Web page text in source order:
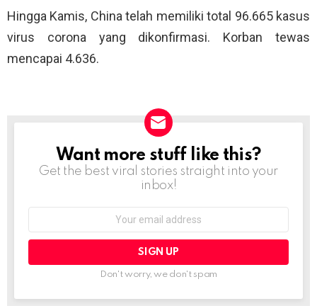
Hingga Kamis, China telah memiliki total 96.665 kasus
virus corona yang dikonfirmasi. Korban tewas
mencapai 4.636.
NEWSLETTER
Want more stuff like this?
Get the best viral stories straight into your
inbox!
Don't worry, we don't spam